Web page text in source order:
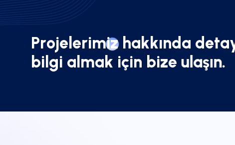
Proje erimiz hakkında deta
bi gi a mak için bize u aşın.